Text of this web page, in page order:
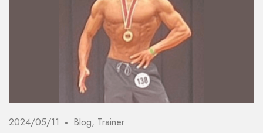
2024/05/11 Blog, Trainer